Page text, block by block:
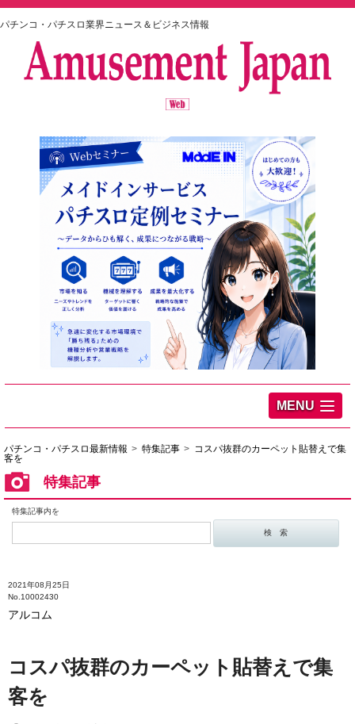
パチンコ・パチスロ業界ニュース＆ビジネス情報
MENU
パチンコ・パチスロ最新情報 特集記事
コスパ抜群のカーペット貼替えで集
客を
特集記事
特集記事内を
2021年08月25日
No.10002430
アルコム
コスパ抜群のカーペット貼替えで集
客を